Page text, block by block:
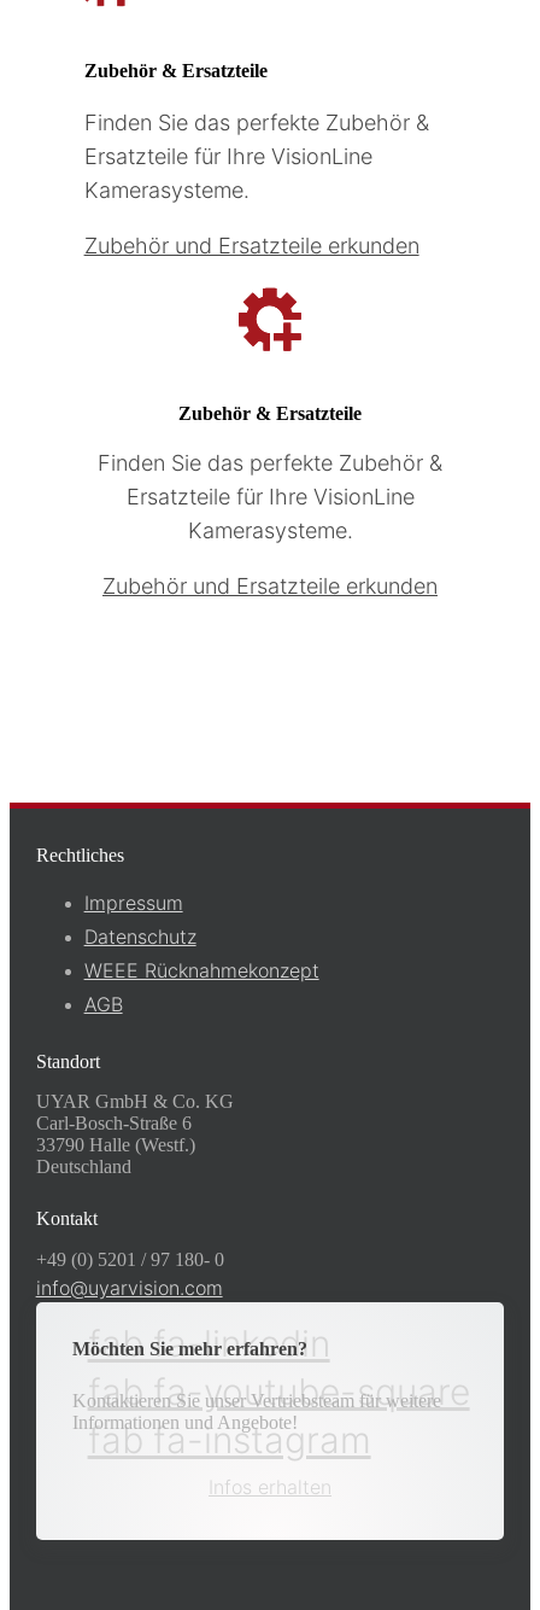
Zubehör & Ersatzteile
Finden Sie das perfekte Zubehör &
Ersatzteile für Ihre VisionLine
Kamerasysteme.
Zubehör und Ersatzteile erkunden
Zubehör & Ersatzteile
Finden Sie das perfekte Zubehör &
Ersatzteile für Ihre VisionLine
Kamerasysteme.
Zubehör und Ersatzteile erkunden
Rechtliches
Impressum
Datenschutz
WEEE Rücknahmekonzept
AGB
Standort
UYAR GmbH & Co. KG
Carl-Bosch-Straße 6
33790 Halle (Westf.)
Deutschland
Kontakt
+49 (0) 5201 / 97 180- 0
info@uyarvision.com
fab fa-linkedin
fab fa-youtube-square
fab fa-instagram
Möchten Sie mehr erfahren?
Kontaktieren Sie unser Vertriebsteam für weitere
Informationen und Angebote!
Infos erhalten